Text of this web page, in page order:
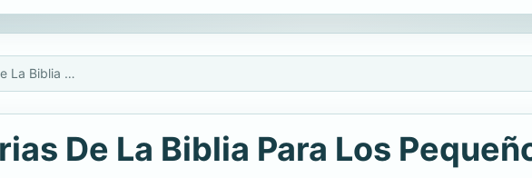
Libro De Historias De La Biblia Para Los Pequeños
De La Biblia Para Los